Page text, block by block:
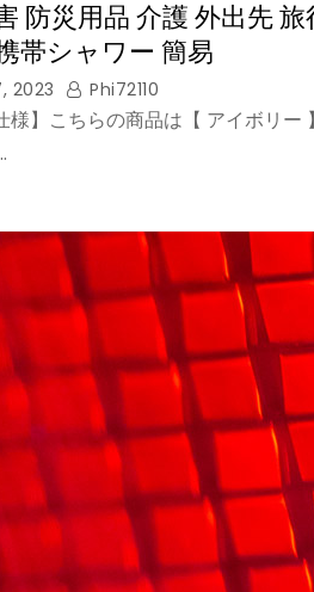
防災用品 介護 外出先 旅
帯シャワー 簡易
2023 Phi72110
様】こちらの商品は【 アイボリー